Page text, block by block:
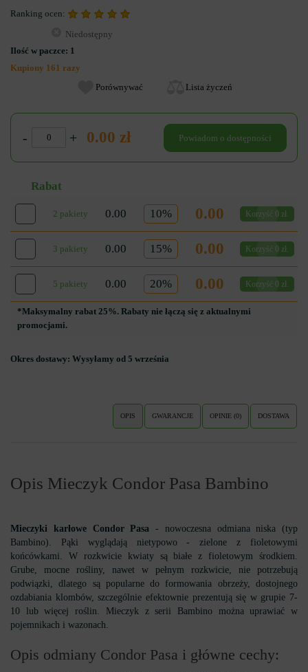
Ranking ocen:
Niedostępny
Ilość w paczce: 1
Kupiony 161 razy
Porównywać
Lista życzeń
- + 0.00 zł Powiadom o dostępności
Rabat
2 pakiety 0.00 10% 0.00 Korzyść 0 zł.
3 pakiety 0.00 15% 0.00 Korzyść 0 zł.
5 pakiety 0.00 20% 0.00 Korzyść 0 zł.
*Maksymalny rabat 25%. Rabaty nie łączą się z aktualnymi
promocjami.
Okres dostawy: Wysyłamy od 5 września
OPIS GWARANCJE OPINIE (0) DOSTAWA
Opis Mieczyk Condor Pasa Bambino
Mieczyki karłowe Condor Pasa - nowoczesna odmiana niska (typ
Bambino). Pąki wyglądają nietypowo - zielone z fioletowymi
końcówkami. W rozkwicie kwiaty są białe z fioletowym środkiem.
Grube, mocne rośliny, nawet w pełnym rozkwicie, nie potrzebują
podwiązki, dlatego są popularne do formowania obrzeży, dostojnego
ozdabiania klombów, szczególnie efektownie prezentują się w grupie 7-
10 lub więcej roślin. Mieczyk z serii Bambino można uprawiać w
pojemnikach i wazonach.
Opis odmiany Condor Pasa i główne cechy: